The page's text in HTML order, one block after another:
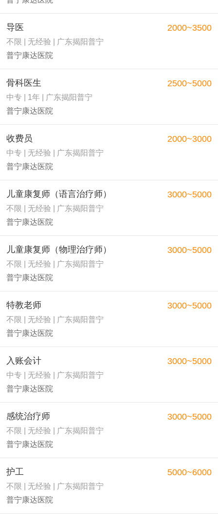
导医
不限 | 无经验 | 广东揭阳普宁
普宁康达医院
2000~3500
骨科医生
中专 | 1年 | 广东揭阳普宁
普宁康达医院
2500~5000
收费员
中专 | 无经验 | 广东揭阳普宁
普宁康达医院
2000~3000
儿童康复师（语言治疗师）
不限 | 无经验 | 广东揭阳普宁
普宁康达医院
3000~5000
儿童康复师（物理治疗师）
不限 | 无经验 | 广东揭阳普宁
普宁康达医院
3000~5000
特教老师
不限 | 无经验 | 广东揭阳普宁
普宁康达医院
3000~5000
入账会计
中专 | 无经验 | 广东揭阳普宁
普宁康达医院
3000~5000
感统治疗师
不限 | 无经验 | 广东揭阳普宁
普宁康达医院
3000~5000
护工
不限 | 无经验 | 广东揭阳普宁
普宁康达医院
5000~6000